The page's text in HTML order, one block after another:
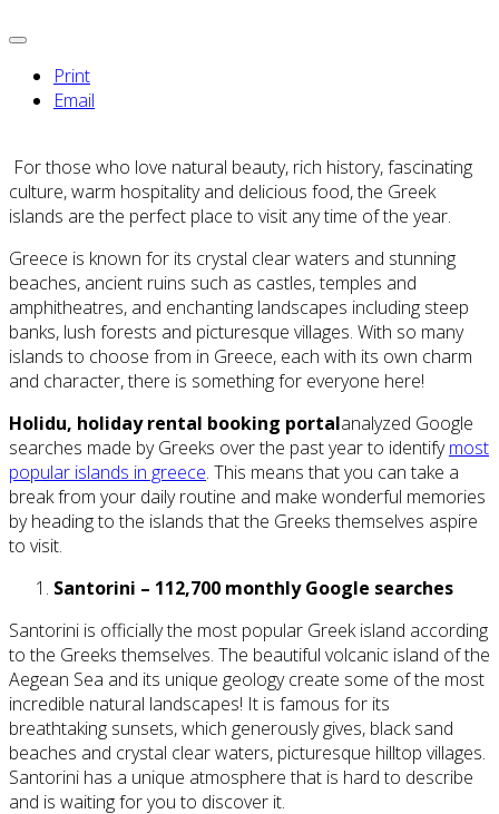
Print
Email
For those who love natural beauty, rich history, fascinating
culture, warm hospitality and delicious food, the Greek
islands are the perfect place to visit any time of the year.
Greece is known for its crystal clear waters and stunning
beaches, ancient ruins such as castles, temples and
amphitheatres, and enchanting landscapes including steep
banks, lush forests and picturesque villages. With so many
islands to choose from in Greece, each with its own charm
and character, there is something for everyone here!
Holidu, holiday rental booking portalanalyzed Google
searches made by Greeks over the past year to identify most
popular islands in greece. This means that you can take a
break from your daily routine and make wonderful memories
by heading to the islands that the Greeks themselves aspire
to visit.
Santorini – 112,700 monthly Google searches
Santorini is officially the most popular Greek island according
to the Greeks themselves. The beautiful volcanic island of the
Aegean Sea and its unique geology create some of the most
incredible natural landscapes! It is famous for its
breathtaking sunsets, which generously gives, black sand
beaches and crystal clear waters, picturesque hilltop villages.
Santorini has a unique atmosphere that is hard to describe
and is waiting for you to discover it.